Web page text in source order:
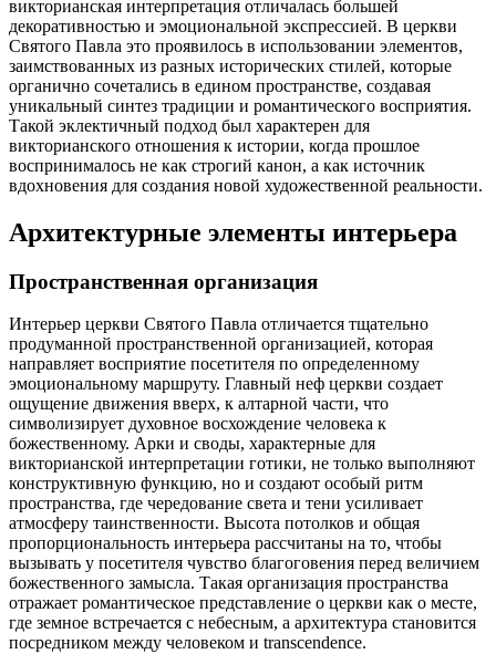
викторианская интерпретация отличалась большей
декоративностью и эмоциональной экспрессией. В церкви
Святого Павла это проявилось в использовании элементов,
заимствованных из разных исторических стилей, которые
органично сочетались в едином пространстве, создавая
уникальный синтез традиции и романтического восприятия.
Такой эклектичный подход был характерен для
викторианского отношения к истории, когда прошлое
воспринималось не как строгий канон, а как источник
вдохновения для создания новой художественной реальности.
Архитектурные элементы интерьера
Пространственная организация
Интерьер церкви Святого Павла отличается тщательно
продуманной пространственной организацией, которая
направляет восприятие посетителя по определенному
эмоциональному маршруту. Главный неф церкви создает
ощущение движения вверх, к алтарной части, что
символизирует духовное восхождение человека к
божественному. Арки и своды, характерные для
викторианской интерпретации готики, не только выполняют
конструктивную функцию, но и создают особый ритм
пространства, где чередование света и тени усиливает
атмосферу таинственности. Высота потолков и общая
пропорциональность интерьера рассчитаны на то, чтобы
вызывать у посетителя чувство благоговения перед величием
божественного замысла. Такая организация пространства
отражает романтическое представление о церкви как о месте,
где земное встречается с небесным, а архитектура становится
посредником между человеком и transcendence.